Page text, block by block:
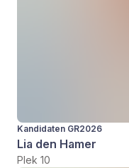
Kandidaten GR2026
Lia den Hamer
Plek 10